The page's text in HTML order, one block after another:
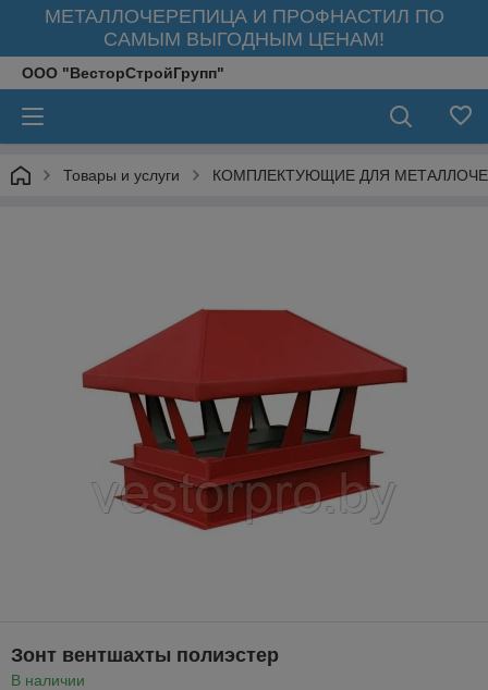
МЕТАЛЛОЧЕРЕПИЦА И ПРОФНАСТИЛ ПО
САМЫМ ВЫГОДНЫМ ЦЕНАМ!
ООО "ВесторСтройГрупп"
Товары и услуги КОМПЛЕКТУЮЩИЕ ДЛЯ
Зонт вентшахты полиэстер
В наличии